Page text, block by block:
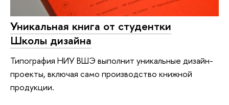
Уникальная книга от студентки
Школы дизайна
Типография НИУ ВШЭ выполнит уникальные дизайн-
проекты, включая само производство книжной
продукции.